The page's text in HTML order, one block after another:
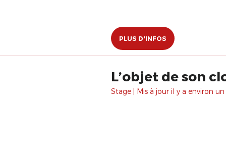
PLUS D'INFOS
L’objet de son
Stage | Mis à jour il y a environ un